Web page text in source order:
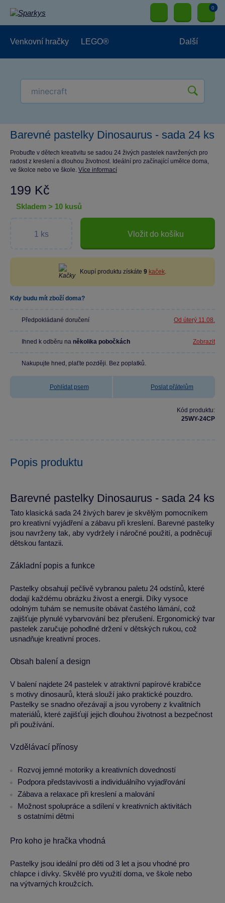
0
Venkovní hračky LEGO® Další
Barevné pastelky Dinosaurus - sada 24 ks
Probuďte v dětech kreativitu se sadou 24 živých pastelek navržených pro
radost z kreslení a dlouhou životnost. Ideální pro začínající umělce doma,
ve školce nebo ve škole. Více informací
199 Kč
skladem > 10 kusů
Vložit do košíku
Koupí produktu získáte 9 kaček.
Kdy budu mít zboží doma?
Předpokládané doručení Od úterý 11.08.
Ihned k odběru na několika pobočkách Zobrazit
Nakupujte hned, plaťte později. Bez poplatků.
Pohlídat psem Poslat přátelům
Kód produktu:
25WY-24CP
Popis produktu
Barevné pastelky Dinosaurus - sada 24 ks
Tato klasická sada 24 živých barev je skvělým pomocníkem
pro kreativní vyjádření a zábavu při kreslení. Barevné pastelky
jsou navrženy tak, aby vydržely i náročné použití, a podněcují
dětskou fantazii.
Základní popis a funkce
Pastelky obsahují pečlivě vybranou paletu 24 odstínů, které
dodají každému obrázku živost a energii. Díky vysoce
odolným tuhám se nemusíte obávat častého lámání, což
zajišťuje plynulé vybarvování bez přerušení. Ergonomický tvar
pastelek zaručuje pohodlné držení v dětských rukou, což
usnadňuje kreativní proces.
Obsah balení a design
V balení najdete 24 pastelek v atraktivní papírové krabičce
s motivy dinosaurů, která slouží jako praktické pouzdro.
Pastelky se snadno ořezávají a jsou vyrobeny z kvalitních
materiálů, které zajišťují jejich dlouhou životnost a bezpečnost
při používání.
Vzdělávací přínosy
Rozvoj jemné motoriky a kreativních dovedností
Podpora představivosti a individuálního vyjadřování
Zábava a relaxace při kreslení a malování
Možnost spolupráce a sdílení v kreativních aktivitách
s ostatními dětmi
Pro koho je hračka vhodná
Pastelky jsou ideální pro děti od 3 let a jsou vhodné pro
chlapce i dívky. Skvělé pro využití doma, ve škole nebo
na výtvarných kroužcích.